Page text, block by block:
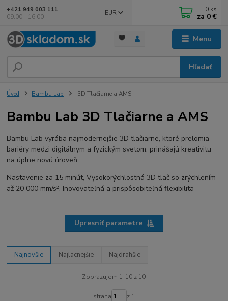
Menu
EUR
Hľadať
+421 949 003 111
09:00 - 16:00
0 ks
za 0 €
Úvod Bambu Lab 3D Tlačiarne a AMS
Bambu Lab 3D Tlačiarne a AMS
Bambu Lab vyrába najmodernejšie 3D tlačiarne, ktoré prelomia
bariéry medzi digitálnym a fyzickým svetom, prinášajú kreativitu
na úplne novú úroveň.
Nastavenie za 15 minút, Vysokorýchlostná 3D tlač so zrýchlením
až 20 000 mm/s², Inovovateľná a prispôsobiteľná flexibilita
Upresniť parametre
Najnovšie Najlacnejšie Najdrahšie
Zobrazujem 1-10 z 10
strana z 1